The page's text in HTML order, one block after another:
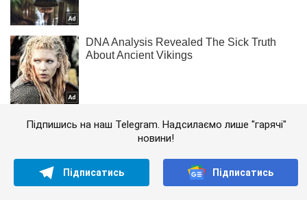
Підпишись на наш Telegram. Надсилаємо лише "гарячі"
новини!
Підписатись Підписатись